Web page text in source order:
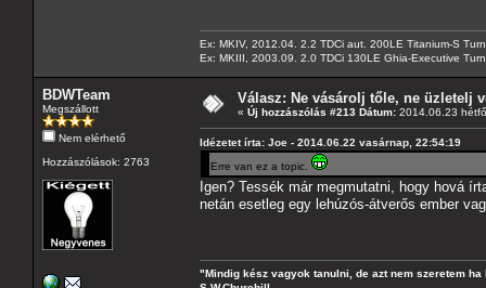
Ex: MKIV, 2012.04. 2.2 TDCi aut. 200LE Titanium-S
Ex: MKIII, 2003.09. 2.0 TDCi 130LE Ghia-Executive
BDWTeam
Megszállott
Nem elérhető
Hozzászólások: 2763
Válasz: Ne vásárolj tőle, ne üzletelj
« Új hozzászólás #213 Dátum: 2014.06.23
Idézetet írta: Joe - 2014.06.22 vasárnap, 22:54:19
Erre van ez a topic.
Igen? Tessék már megmutatni, hogy hová
netán esetleg egy lehúzós-átverős ember
"Mindig kész vagyok tanulni, de azt nem szeretem